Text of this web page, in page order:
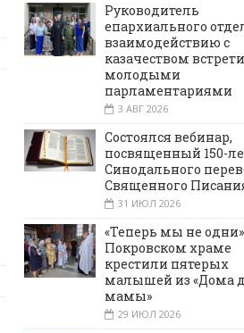
Руководитель
епархиального
взаимодействию с
казачеством
молодыми
парламентариями
3 АВГ 2026
Состоялся вебинар,
посвященный 150-
Синодального
Священного
31 ИЮЛ 2026
«Теперь мы не
Покровском храме
крестили пятерых
малышей из «Дома
мамы»
29 ИЮЛ 2026